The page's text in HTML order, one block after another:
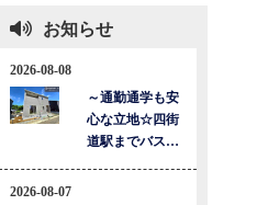
お知らせ